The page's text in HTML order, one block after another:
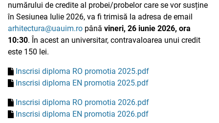
numărului de credite al probei/probelor care se vor susține
în Sesiunea Iulie 2026, va fi trimisă la adresa de email
arhitectura@uauim.ro până vineri, 26 iunie 2026, ora
10:30. În acest an universitar, contravaloarea unui credit
este 150 lei.
Inscrisi diploma RO promotia 2025.pdf
Inscrisi diploma EN promotia 2025.pdf
Inscrisi diploma RO promotia 2026.pdf
Inscrisi diploma EN promotia 2026.pdf